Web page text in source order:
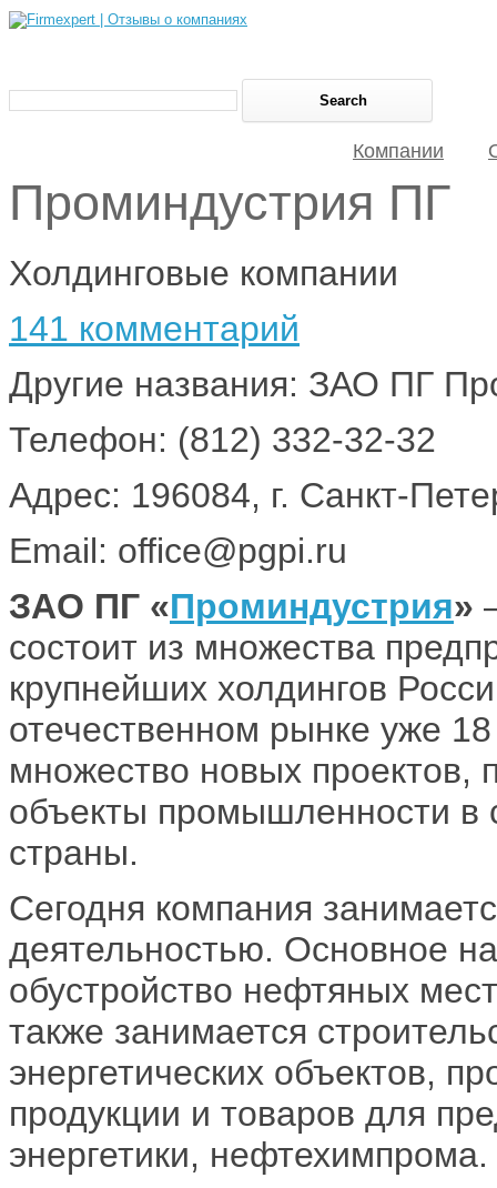
Компании
Проминдустрия ПГ
Холдинговые компании
141 комментарий
Другие названия: ЗАО ПГ
Телефон: (812) 332-32-32
Адрес: 196084, г. Санкт-
Email: office@pgpi.ru
ЗАО ПГ «Проминдустрия»
состоит из множества
крупнейших холдингов
отечественном рынке уже
множество новых проектов,
объекты промышленности в
страны.
Сегодня компания
деятельностью. Основное
обустройство нефтяных
также занимается
энергетических объектов,
продукции и товаров для
энергетики, нефтехимпрома.